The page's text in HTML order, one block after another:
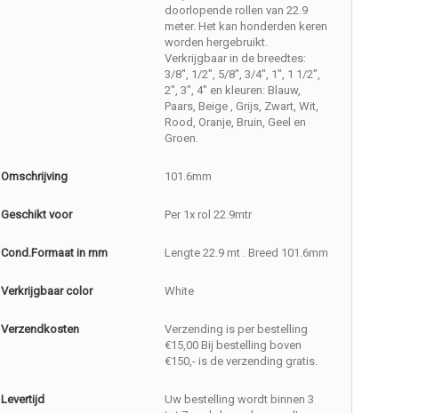
doorlopende rollen van 22.9
meter. Het kan honderden keren
worden hergebruikt.
Verkrijgbaar in de breedtes:
3/8", 1/2", 5/8", 3/4", 1", 1 1/2",
2", 3", 4" en kleuren: Blauw,
Paars, Beige , Grijs, Zwart, Wit,
Rood, Oranje, Bruin, Geel en
Groen.
Omschrijving 101.6mm
Geschikt voor Per 1x rol 22.9mtr
Cond.Formaat in mm Lengte 22.9 mt . Breed 101.6mm
Verkrijgbaar color White
Verzendkosten
Verzending is per bestelling
€15,00 Bij bestelling boven
€150,- is de verzending gratis.
Levertijd
Uw bestelling wordt binnen 3